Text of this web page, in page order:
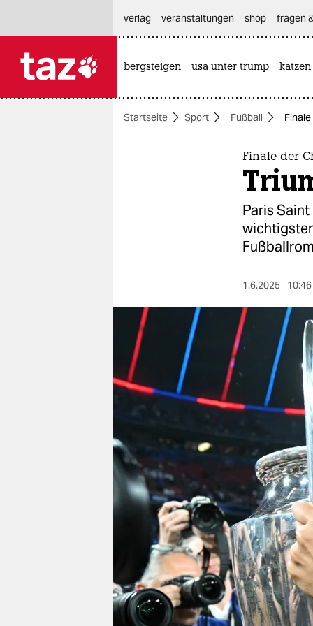
themen
berlin
nord
wahrheit
verlag
veranstaltungen
shop
fragen & hilfe
unterstützen
abo
genossenschaft
verlag
veranstaltungen shop fragen
bergsteigen usa unter trump katzen
Startseite Sport Fußball
Finale der
Paris
1.6.2025